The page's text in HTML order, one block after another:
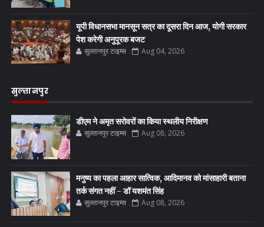
यूपी विधानसभा मानसून सत्र का दूसरा दिन आज, योगी सरकार
पेश करेगी अनुपूरक बजट
सुल्तानपुर टाइम्स Aug 04, 2026
सुल्तानपुर
डीएम ने अमृत सरोवरों का किया स्थलीय निरीक्षण
सुल्तानपुर टाइम्स Aug 08, 2026
मनुष्य का पहला आहार सात्विक, आदिमानव को मांसाहारी बताना
तर्क संगत नहीं - डॉ यशमंत सिंह
सुल्तानपुर टाइम्स Aug 08, 2026